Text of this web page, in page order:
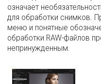
означает
для обработки снимков.
меню и понятные
обработки RAW-файлов
непринужденным.